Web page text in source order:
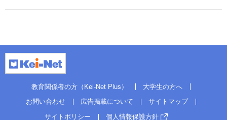
教育関係者の方（Kei-Net Plus）
大学生の方へ
お問い合わせ
広告掲載について
サイトマップ
サイトポリシー
個人情報保護方針